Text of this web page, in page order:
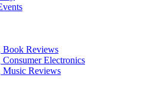
Book Reviews
Electronics
Music Reviews